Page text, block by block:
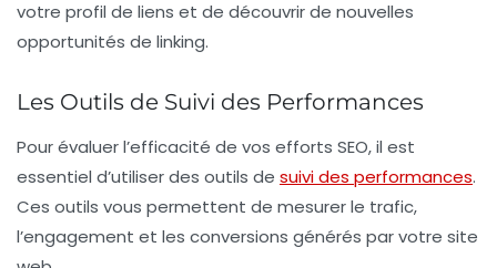
votre profil de liens et de découvrir de nouvelles
opportunités de linking.
Les Outils de Suivi des Performances
Pour évaluer l’efficacité de vos efforts SEO, il est
essentiel d’utiliser des outils de suivi des performances.
Ces outils vous permettent de mesurer le trafic,
l’engagement et les conversions générés par votre site